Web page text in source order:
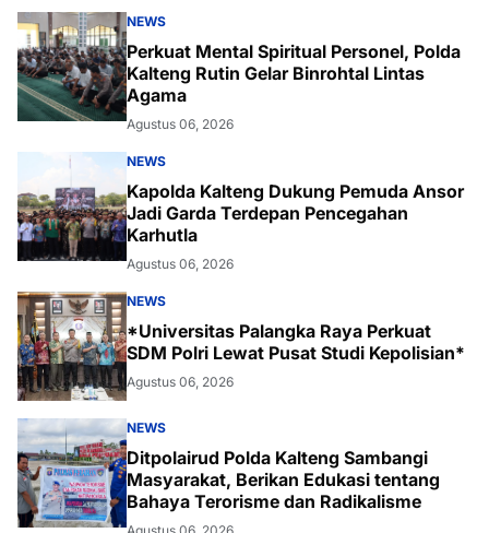
NEWS
Perkuat Mental Spiritual Personel, Polda
Kalteng Rutin Gelar Binrohtal Lintas
Agama
Agustus 06, 2026
NEWS
Kapolda Kalteng Dukung Pemuda Ansor
Jadi Garda Terdepan Pencegahan
Karhutla
Agustus 06, 2026
NEWS
*Universitas Palangka Raya Perkuat
SDM Polri Lewat Pusat Studi Kepolisian*
Agustus 06, 2026
NEWS
Ditpolairud Polda Kalteng Sambangi
Masyarakat, Berikan Edukasi tentang
Bahaya Terorisme dan Radikalisme